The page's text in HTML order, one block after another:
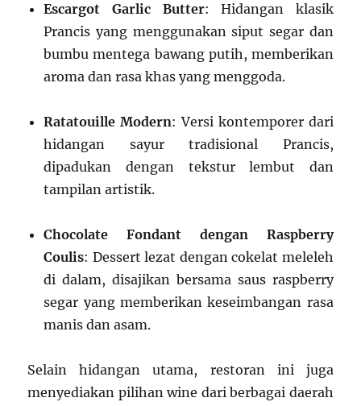
Escargot Garlic Butter: Hidangan klasik
Prancis yang menggunakan siput segar dan
bumbu mentega bawang putih, memberikan
aroma dan rasa khas yang menggoda.
Ratatouille Modern: Versi kontemporer dari
hidangan sayur tradisional Prancis,
dipadukan dengan tekstur lembut dan
tampilan artistik.
Chocolate Fondant dengan Raspberry
Coulis: Dessert lezat dengan cokelat meleleh
di dalam, disajikan bersama saus raspberry
segar yang memberikan keseimbangan rasa
manis dan asam.
Selain hidangan utama, restoran ini juga
menyediakan pilihan wine dari berbagai daerah